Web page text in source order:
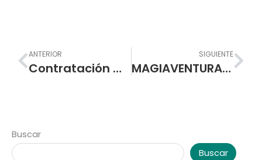
Prev
ANTERIOR
Contratación Mínima Cuantía – Equipo de vigilancia y detección
SIGUIENTE
MAGIAVENTURATE CON LA LECTURA Y ESCRITURA INICIA SU IMPLEMENTACION EN BASICA PRIMARIA
Buscar
Buscar